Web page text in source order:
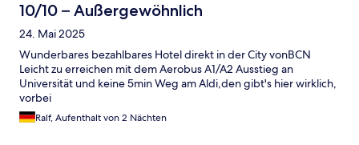
10/10 – Außergewöhnlich
24. Mai 2025
Wunderbares bezahlbares Hotel direkt in der City vonBCN
Leicht zu erreichen mit dem Aerobus A1/A2 Ausstieg an
Universität und keine 5min Weg am Aldi,den gibt's hier wirklich,
vorbei
Ralf, Aufenthalt von 2 Nächten